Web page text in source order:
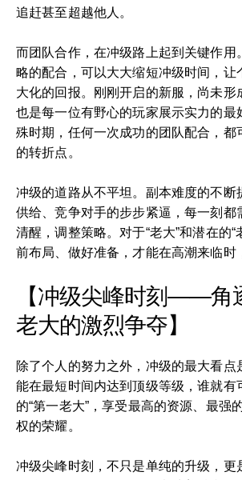
追赶甚至超越他人。
而团队合作，在冲级路上起到关键作用
略的配合，可以大大缩短冲级时间，让
大化的回报。刚刚开启的新服，尚未形
也是每一位有野心的玩家展示实力的最
殊时期，任何一次成功的团队配合，都
的转折点。
冲级的道路从不平坦。副本难度的不断
供给、竞争对手的步步紧逼，每一刻都
清醒，调整策略。对于“老大”和潜在的“
前布局、做好准备，才能在高潮来临时
【冲级尖峰时刻——角
老大的激烈争夺】
除了个人的努力之外，冲级的最大看点
能在最短时间内达到顶级等级，谁就有
的“第一老大”，享受最高的资源、最强
权的荣耀。
冲级尖峰时刻，不只是单纯的升级，更